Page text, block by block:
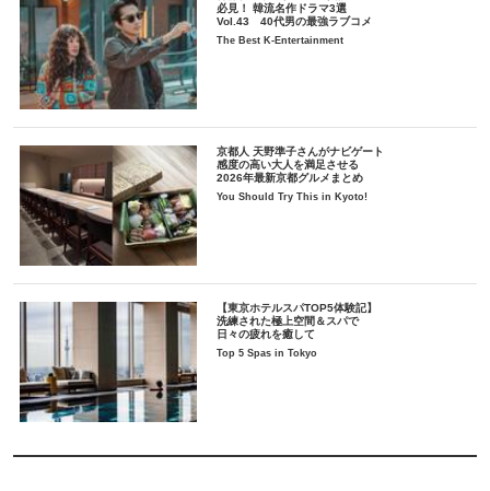
必見！ 韓流名作ドラマ3選
Vol.43 40代男の最強ラブコメ
The Best K-Entertainment
京都人 天野準子さんがナビゲート
感度の高い大人を満足させる
2026年最新京都グルメまとめ
You Should Try This in Kyoto!
【東京ホテルスパTOP5体験記】
洗練された極上空間＆スパで
日々の疲れを癒して
Top 5 Spas in Tokyo